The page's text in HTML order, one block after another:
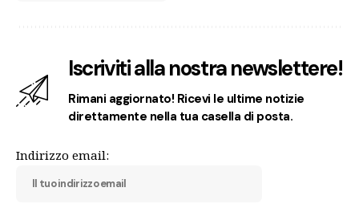
Iscriviti alla nostra newslettere!
Rimani aggiornato! Ricevi le ultime notizie
direttamente nella tua casella di posta.
Indirizzo email: